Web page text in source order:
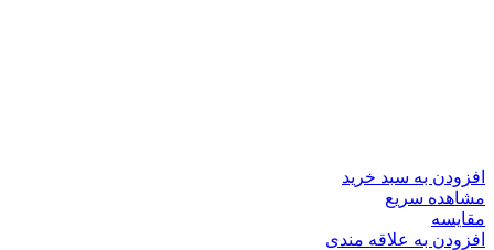
افزودن به سبد خرید
مشاهده سریع
مقایسه
افزودن به علاقه مندی